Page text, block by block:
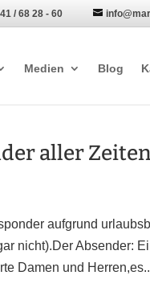
/ 68 28 - 60
Medien Blog
aller
aufgrund
nicht).Der Absender:
Damen und